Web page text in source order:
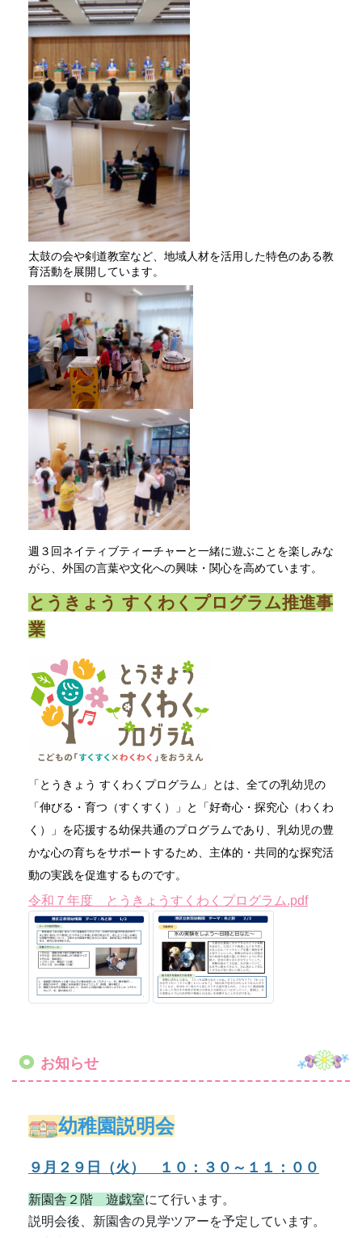
太鼓の会や剣道教室など、地域人材を活用した特色のある教
育活動を展開しています。
週３回ネイティブティーチャーと一緒に遊ぶことを楽しみな
がら、外国の言葉や文化への興味・関心を高めています。
とうきょう すくわくプログラム推進事
業
「とうきょう すくわくプログラム」とは、全ての乳幼児の
「伸びる・育つ（すくすく）」と「好奇心・探究心（わくわ
く）」を応援する幼保共通のプログラムであり、乳幼児の豊
かな心の育ちをサポートするため、主体的・共同的な探究活
動の実践を促進するものです。
令和７年度 とうきょうすくわくプログラム.pdf
お知らせ
幼稚園説明会
９月２９日（火） １０：３０～１１：００
新園舎２階 遊戯室にて行います。
説明会後、新園舎の見学ツアーを予定しています。